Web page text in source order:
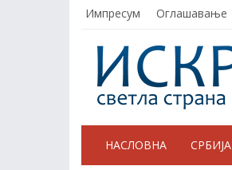
Импресум Оглашавање
НАСЛОВНА СРБИЈА